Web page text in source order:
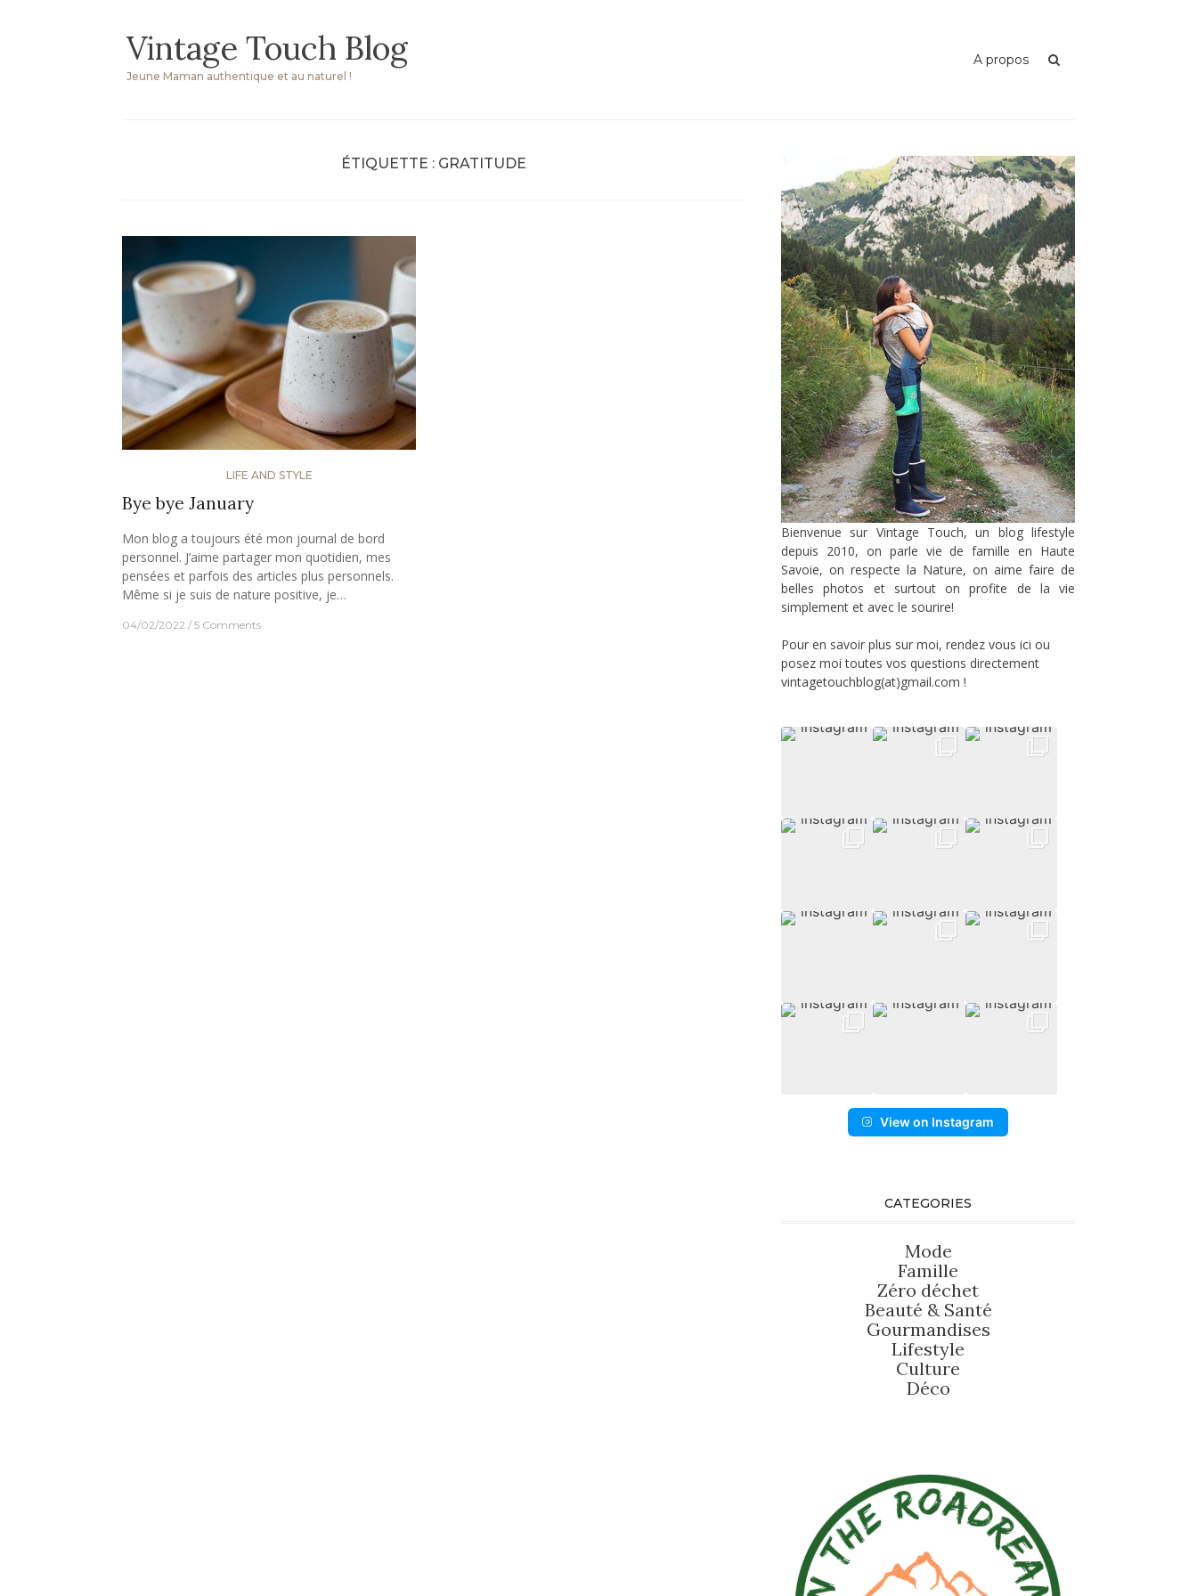
contentVintage Touch Blog
Jeune Maman authentique et au naturel !
A propos
ÉTIQUETTE : GRATITUDE
LIFE AND STYLE
Bye bye January
Mon blog a toujours été mon journal de bord
personnel. J’aime partager mon quotidien, mes
pensées et parfois des articles plus personnels.
Même si je suis de nature positive, je…
04/02/2022 5 Comments
Bienvenue sur Vintage Touch, un blog lifestyle
depuis 2010, on parle vie de famille en Haute
Savoie, on respecte la Nature, on aime faire de
belles photos et surtout on profite de la vie
simplement et avec le sourire!
Pour en savoir plus sur moi, rendez vous ici ou
posez moi toutes vos questions directement
vintagetouchblog(at)gmail.com !
View on Instagram
CATEGORIES
Mode
Famille
Zéro déchet
Beauté & Santé
Gourmandises
Lifestyle
Culture
Déco